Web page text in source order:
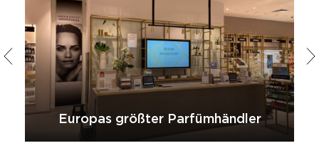
Europas größter Parfümhändler